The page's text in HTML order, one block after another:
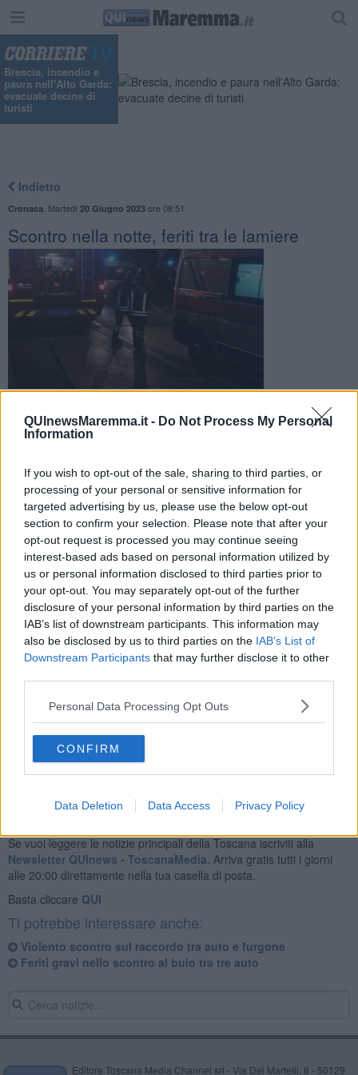
QUInewsMaremma.it - Do Not Process My Personal
Information
If you wish to opt-out of the sale, sharing to third parties, or
processing of your personal or sensitive information for
targeted advertising by us, please use the below opt-out
section to confirm your selection. Please note that after your
opt-out request is processed you may continue seeing
interest-based ads based on personal information utilized by
us or personal information disclosed to third parties prior to
your opt-out. You may separately opt-out of the further
disclosure of your personal information by third parties on the
IAB’s list of downstream participants. This information may
also be disclosed by us to third parties on the IAB’s List of
Downstream Participants that may further disclose it to other
Personal Data Processing Opt Outs
CONFIRM
Data Deletion Data Access Privacy Policy
Brescia, incendio e
paura nell'Alto Garda:
evacuate decine di
turisti
Indietro
Cronaca Martedì 20 Giugno 2023ore 08:51
Scontro nella notte, feriti tra le lamiere
Due persone, una donna e un uomo, coinvolti nello scontro
sono state soccorse dai vigili del fuoco e sono state affidate
al personale del 118
CASTIGLIONE DELLA PESCAIA —Scontro nella notte in
Maremma dove due persone, una donna e un uomo sono rimasti
feriti nella collisione tra due autovetture.
La Asl Tse è stata attivata nella notte intorno alle 2 e 30 a
Castiglione della Pescaia, strada provinciale 158.
Sul posto sono intervenuti i vigili del fuoco e l'ambulanza
infermieristica Cri Castiglione. Una donna e un uomo di 39 anni
sono stati trasportati al pronto soccorso di Grosseto
I rilievi sono stati affidati ai carabinieri.
Se vuoi leggere le notizie principali della Toscana iscriviti alla
Newsletter QUInews - ToscanaMedia. Arriva gratis tutti i giorni
alle 20:00 direttamente nella tua casella di posta.
Basta cliccare QUI
Ti potrebbe interessare anche:
Violento scontro sul raccordo tra auto e furgone
Feriti gravi nello scontro al buio tra tre auto
Editore Toscana Media Channel srl - Via Dei Martelli, 8 - 50129